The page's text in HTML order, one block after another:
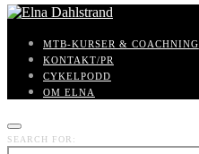
MTB-KURSER & COACHNING
KONTAKT/PR
CYKELPODD
OM ELNA
SEARCH FOR: